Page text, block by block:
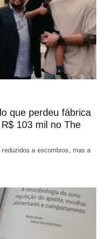
que perdeu fábrica
103 mil no The
a escombros, mas a